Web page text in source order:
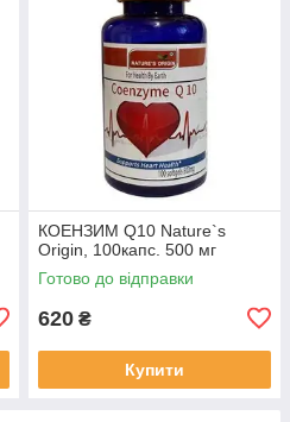
КОЕНЗИМ Q10 Nature`s
Origin, 100капс. 500 мг
Готово до відправки
620 ₴
Купити